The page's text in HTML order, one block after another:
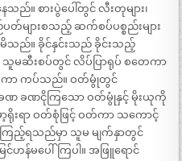
သည်။ စားပွဲပေါ်တွင် လီးတုများ၊
ပတ်များစသည့် ဆက်စပ်ပစ္စည်းများ
သည်။ ခိုင်နှင်းသည် ခိုင်းသည့်
မဆီးစပ်တွင် လိပ်ပြာရုပ် စတေကာ
ကာ ကပ်သည်။ ဝတ်မွုံတွင်
ခဏငိုကြသော ဝတ်မွုံနှင့် မိုးယုကို
ရိုးရာ ဝတ်စုံဖြင့် ဝတ်ကာ သကောင့်
ကြည့်ရသည်မှာ သူမ မျက်နှာတွင်
င်ဟန်မပေါ်ကြပါ။ အဖြူရောင်